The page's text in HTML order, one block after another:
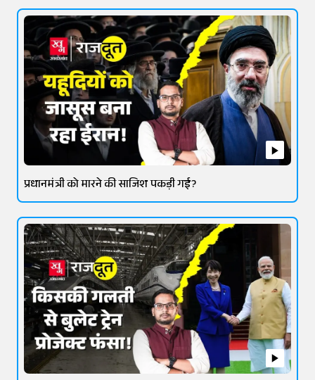
प्रधानमंत्री को मारने की साजिश पकड़ी गई?